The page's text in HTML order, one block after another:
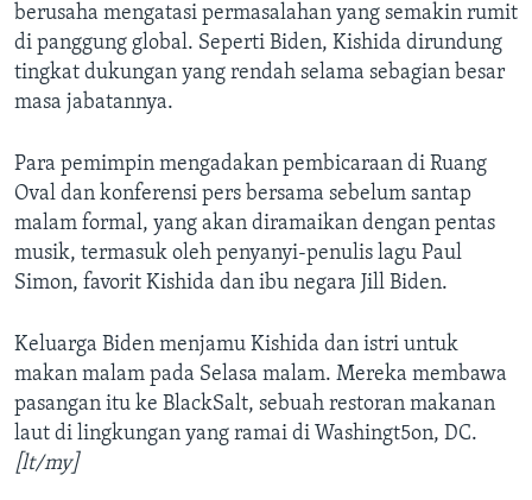
berusaha mengatasi permasalahan yang semakin rumit
di panggung global. Seperti Biden, Kishida dirundung
tingkat dukungan yang rendah selama sebagian besar
masa jabatannya.
Para pemimpin mengadakan pembicaraan di Ruang
Oval dan konferensi pers bersama sebelum santap
malam formal, yang akan diramaikan dengan pentas
musik, termasuk oleh penyanyi-penulis lagu Paul
Simon, favorit Kishida dan ibu negara Jill Biden.
Keluarga Biden menjamu Kishida dan istri untuk
makan malam pada Selasa malam. Mereka membawa
pasangan itu ke BlackSalt, sebuah restoran makanan
laut di lingkungan yang ramai di Washingt5on, DC.
[lt/my]